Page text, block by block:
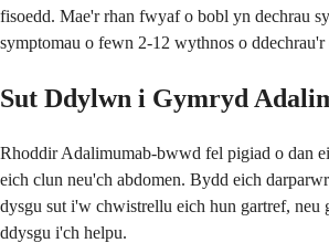
fisoedd. Mae'r rhan fwyaf o bobl yn dechrau
symptomau o fewn 2-12 wythnos o ddechrau'r
Sut Ddylwn i Gymryd
Rhoddir Adalimumab-bwwd fel pigiad o dan
eich clun neu'ch abdomen. Bydd eich
dysgu sut i'w chwistrellu eich hun gartref, neu
ddysgu i'ch helpu.